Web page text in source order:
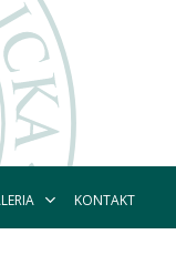
KONTAKT